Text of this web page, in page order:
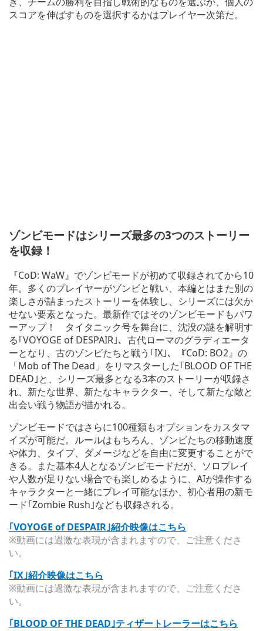
スコアを伸ばすものを選択するかはプレイヤー次第だ。
ゾンビモードはシリーズ最多の3つのストーリー
を収録！
『CoD: WaW』でゾンビモードが初めて収録されてから10
年。多くのプレイヤーがゾンビと戦い、本編とはまた別の
楽しさが詰まったストーリーを体験し、シリーズには欠か
せない要素となった。最新作ではそのゾンビモードもパワ
ーアップ！ タイタニック号を舞台に、沈没の謎を解明す
る｢VOYOGE of DESPAIR｣、古代ローマのグラディエータ
ーとなり、古のゾンビたちと戦う｢IX｣、『CoD: BO2』の
「Mob of The Dead」をリマスターした｢BLOOD OF THE
DEAD｣と、シリーズ最多となる3本のストーリーが収録さ
れ、新たな世界、新たなキャラクター、そして新たな敵と
出会い戦う物語が描かれる。
ゾンビモードではさらに100種類もオプションをカスタマ
イズが可能だ。ルールはもちろん、ゾンビたちの移動速度
や体力、タイプ、ダメージなどを自由に変更することがで
きる。また基本4人となるゾンビモードだが、ソロプレイ
や人数が足りない場合でも楽しめるように、AIが操作する
キャラクターと一緒にプレイ可能なほか、初心者用の新モ
ード｢Zombie Rush｣なども収録される。
｢VOYOGE of DESPAIR｣紹介映像はこちら
※動画には過激な表現が含まれますので、ご注意くださ
い。
｢IX｣紹介映像はこちら
※動画には過激な表現が含まれますので、ご注意くださ
い。
｢BLOOD OF THE DEAD｣ティザートレーラーはこちら